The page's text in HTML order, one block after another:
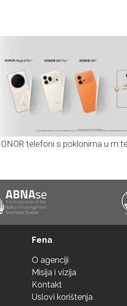
telefoni s poklonima u
Fena
O agenciji
Misija i vizija
Kontakt
Uslovi korištenja